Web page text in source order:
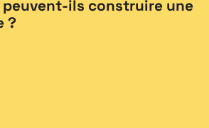
peuvent-ils construire une
?